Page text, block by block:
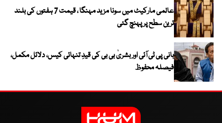
عالمی مارکیٹ میں سونا مزید مہنگا ، قیمت 7 ہفتوں کی بلند
ترین سطح پر پہنچ گئی
بانی پی ٹی آئی اور بشریٰ بی بی کی قیدِ تنہائی کیس، دلائل مکمل،
فیصلہ محفوظ